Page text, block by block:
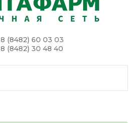
8 (8482) 60 03 03
8 (8482) 30 48 40